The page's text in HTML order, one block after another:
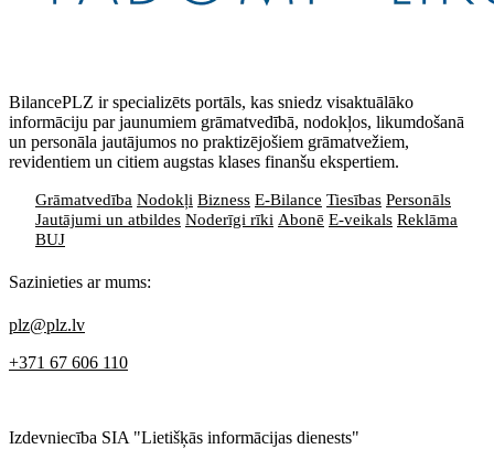
BilancePLZ ir specializēts portāls, kas sniedz visaktuālāko
informāciju par jaunumiem grāmatvedībā, nodokļos, likumdošanā
un personāla jautājumos no praktizējošiem grāmatvežiem,
revidentiem un citiem augstas klases finanšu ekspertiem.
Grāmatvedība Nodokļi Bizness E-Bilance Tiesības Personāls
Jautājumi un atbildes Noderīgi rīki Abonē E-veikals Reklāma
BUJ
Sazinieties ar mums:
plz@plz.lv
+371 67 606 110
Izdevniecība SIA "Lietišķās informācijas dienests"